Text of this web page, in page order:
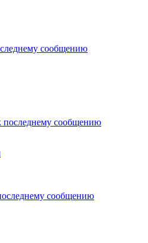
сообщению
последнему сообщению
сообщению